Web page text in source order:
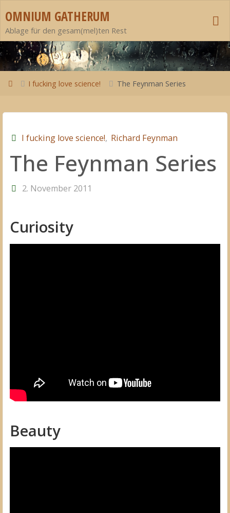
Inhalt
springen
OMNIUM GATHERUM
Ablage für den gesam(mel)ten Rest
StartI fucking love science! The Feynman Series
I fucking love science!, Richard Feynman
The Feynman Series
2. November 2011
Curiosity
Beauty